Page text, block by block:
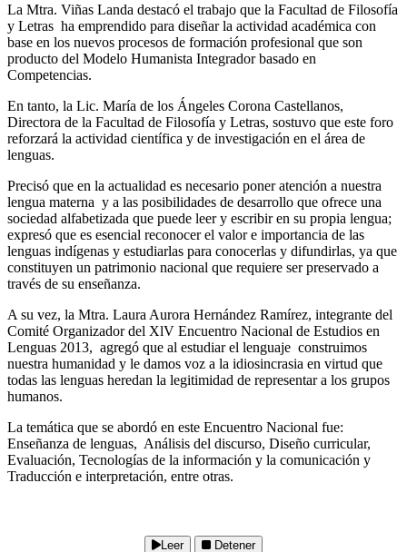
La Mtra. Viñas Landa destacó el trabajo que la Facultad de Filosofía
y Letras ha emprendido para diseñar la actividad académica con
base en los nuevos procesos de formación profesional que son
producto del Modelo Humanista Integrador basado en
Competencias.
En tanto, la Lic. María de los Ángeles Corona Castellanos,
Directora de la Facultad de Filosofía y Letras, sostuvo que este foro
reforzará la actividad científica y de investigación en el área de
lenguas.
Precisó que en la actualidad es necesario poner atención a nuestra
lengua materna y a las posibilidades de desarrollo que ofrece una
sociedad alfabetizada que puede leer y escribir en su propia lengua;
expresó que es esencial reconocer el valor e importancia de las
lenguas indígenas y estudiarlas para conocerlas y difundirlas, ya que
constituyen un patrimonio nacional que requiere ser preservado a
través de su enseñanza.
A su vez, la Mtra. Laura Aurora Hernández Ramírez, integrante del
Comité Organizador del XlV Encuentro Nacional de Estudios en
Lenguas 2013, agregó que al estudiar el lenguaje construimos
nuestra humanidad y le damos voz a la idiosincrasia en virtud que
todas las lenguas heredan la legitimidad de representar a los grupos
humanos.
La temática que se abordó en este Encuentro Nacional fue:
Enseñanza de lenguas, Análisis del discurso, Diseño curricular,
Evaluación, Tecnologías de la información y la comunicación y
Traducción e interpretación, entre otras.
Leer Detener